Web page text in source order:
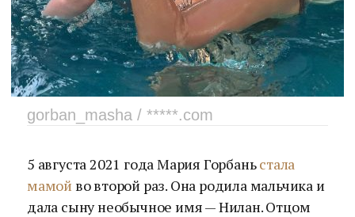
gorban_masha / *****.com
5 августа 2021 года Мария Горбаньстала
мамой во второй раз. Она родила мальчика и
дала сыну необычное имя — Нилан. Отцом